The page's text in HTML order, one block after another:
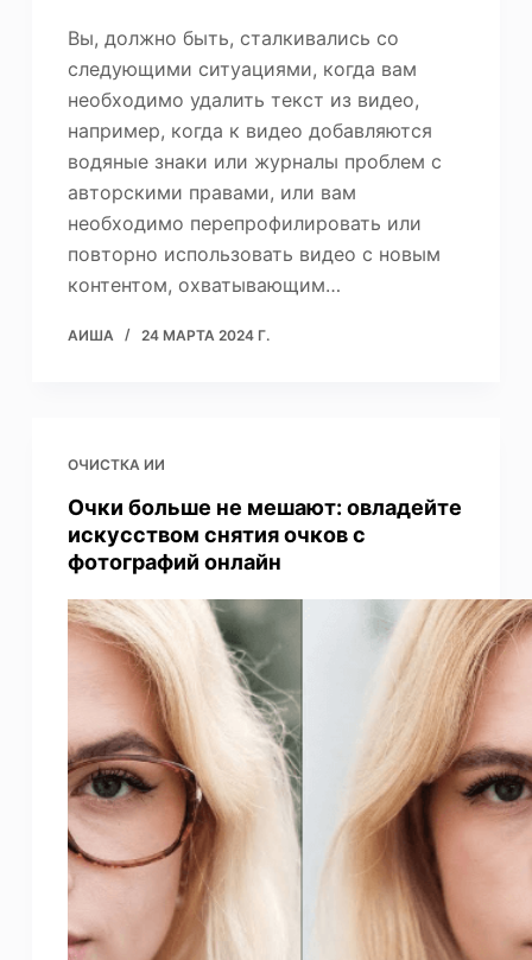
Вы, должно быть, сталкивались со
следующими ситуациями, когда вам
необходимо удалить текст из видео,
например, когда к видео добавляются
водяные знаки или журналы проблем с
авторскими правами, или вам
необходимо перепрофилировать или
повторно использовать видео с новым
контентом, охватывающим…
АИША 24 МАРТА 2024 Г.
ОЧИСТКА ИИ
Очки больше не мешают: овладейте
искусством снятия очков с
фотографий онлайн